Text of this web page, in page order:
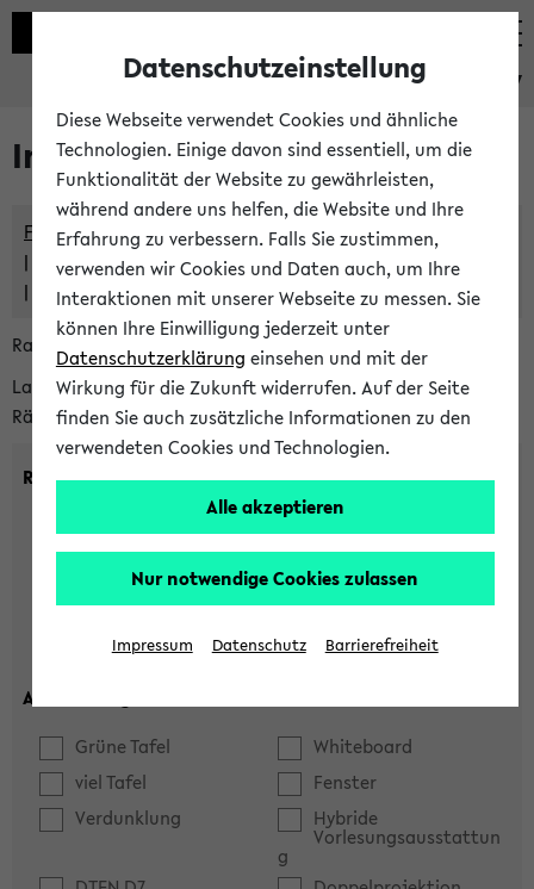
eKVV
Im eKVV verwaltete Räume
Freie Räume und Veranstaltungsüberschneidungen
Raumüberschneidungen
Hinweise der zentralen Raumvergabe
Raumanfragen:
raumvergabe@uni-bielefeld.de
Lassen Sie sich alle Räume anzeigen oder suchen Sie nach
Räumen mit bestimmten Eigenschaften:
Raumkriterien:
max. Plätze:
Ausstattung:
Grüne Tafel
Whiteboard
viel Tafel
Fenster
Verdunklung
Hybride
Vorlesungsausstattun
g
Datenschutzeinstellung
Diese Webseite verwendet Cookies und ähnliche
Technologien. Einige davon sind essentiell, um die
Funktionalität der Website zu gewährleisten,
während andere uns helfen, die Website und Ihre
Erfahrung zu verbessern. Falls Sie zustimmen,
verwenden wir Cookies und Daten auch, um Ihre
Interaktionen mit unserer Webseite zu messen. Sie
können Ihre Einwilligung jederzeit unter
Datenschutzerklärung einsehen und mit der
Wirkung für die Zukunft widerrufen. Auf der Seite
finden Sie auch zusätzliche Informationen zu den
verwendeten Cookies und Technologien.
Alle akzeptieren
Nur notwendige Cookies zulassen
Impressum Datenschutz Barrierefreiheit